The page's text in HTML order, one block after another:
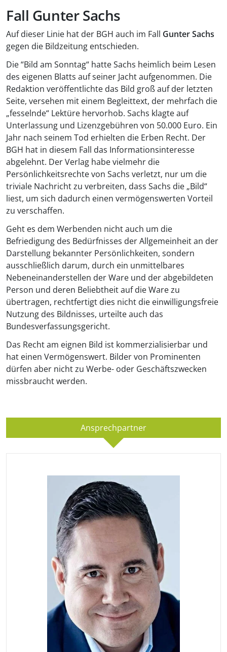
Fall Gunter Sachs
Auf dieser Linie hat der BGH auch im Fall Gunter Sachs
gegen die Bildzeitung entschieden.
Die “Bild am Sonntag“ hatte Sachs heimlich beim Lesen
des eigenen Blatts auf seiner Jacht aufgenommen. Die
Redaktion veröffentlichte das Bild groß auf der letzten
Seite, versehen mit einem Begleittext, der mehrfach die
„fesselnde“ Lektüre hervorhob. Sachs klagte auf
Unterlassung und Lizenzgebühren von 50.000 Euro. Ein
Jahr nach seinem Tod erhielten die Erben Recht. Der
BGH hat in diesem Fall das Informationsinteresse
abgelehnt. Der Verlag habe vielmehr die
Persönlichkeitsrechte von Sachs verletzt, nur um die
triviale Nachricht zu verbreiten, dass Sachs die „Bild“
liest, um sich dadurch einen vermögenswerten Vorteil
zu verschaffen.
Geht es dem Werbenden nicht auch um die
Befriedigung des Bedürfnisses der Allgemeinheit an der
Darstellung bekannter Persönlichkeiten, sondern
ausschließlich darum, durch ein unmittelbares
Nebeneinanderstellen der Ware und der abgebildeten
Person und deren Beliebtheit auf die Ware zu
übertragen, rechtfertigt dies nicht die einwilligungsfreie
Nutzung des Bildnisses, urteilte auch das
Bundesverfassungsgericht.
Das Recht am eignen Bild ist kommerzialisierbar und
hat einen Vermögenswert. Bilder von Prominenten
dürfen aber nicht zu Werbe- oder Geschäftszwecken
missbraucht werden.
Ansprechpartner